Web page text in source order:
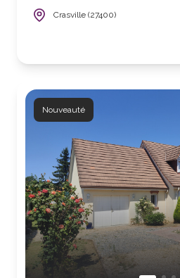
Crasville (27400)
Nouveauté